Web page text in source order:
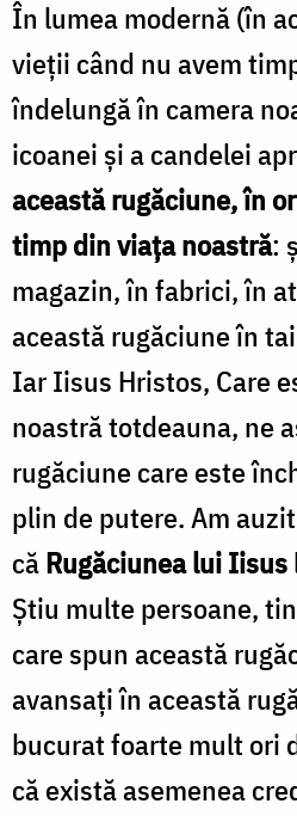
În lumea modernă (în
vieții când nu avem
îndelungă în camera
icoanei și a candelei
această rugăciune, în
timp din viața noastră:
magazin, în fabrici, în
această rugăciune în
Iar Iisus Hristos, Care
noastră totdeauna, ne
rugăciune care este
plin de putere. Am
căRugăciunea lui Iisus
Știu multe persoane,
care spun această
avansați în această
bucurat foarte mult ori
că există asemenea